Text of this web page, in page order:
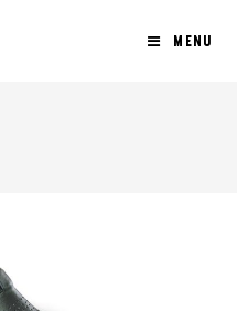
MENU